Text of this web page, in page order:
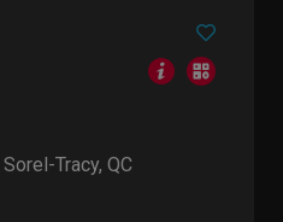
Sorel-Tracy, QC